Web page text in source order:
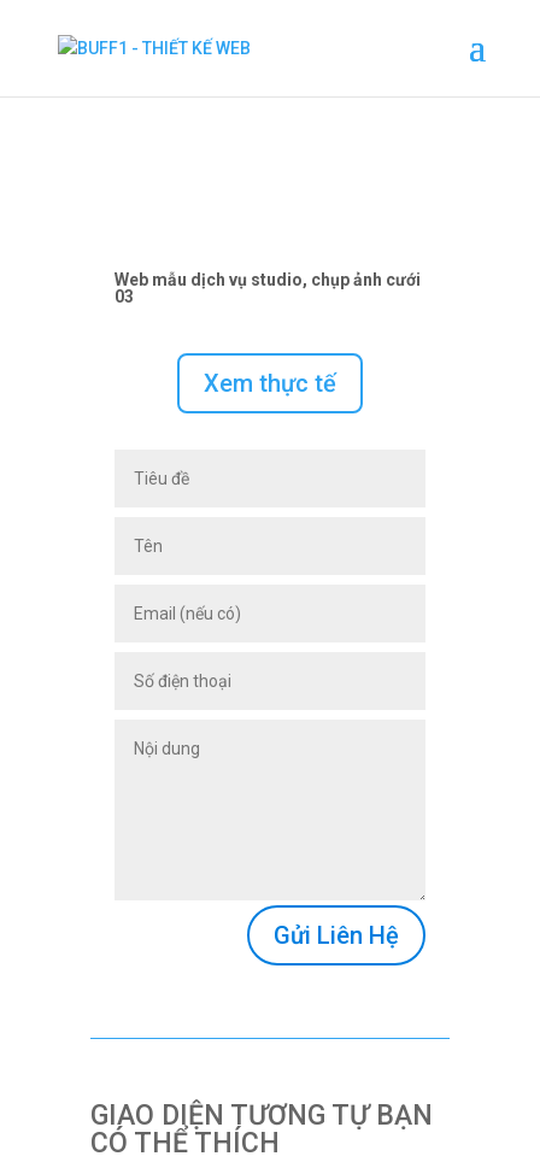
Web mẫu dịch vụ studio, chụp ảnh cưới
03
Xem thực tế
Gửi Liên Hệ
GIAO DIỆN TƯƠNG TỰ BẠN
CÓ THỂ THÍCH